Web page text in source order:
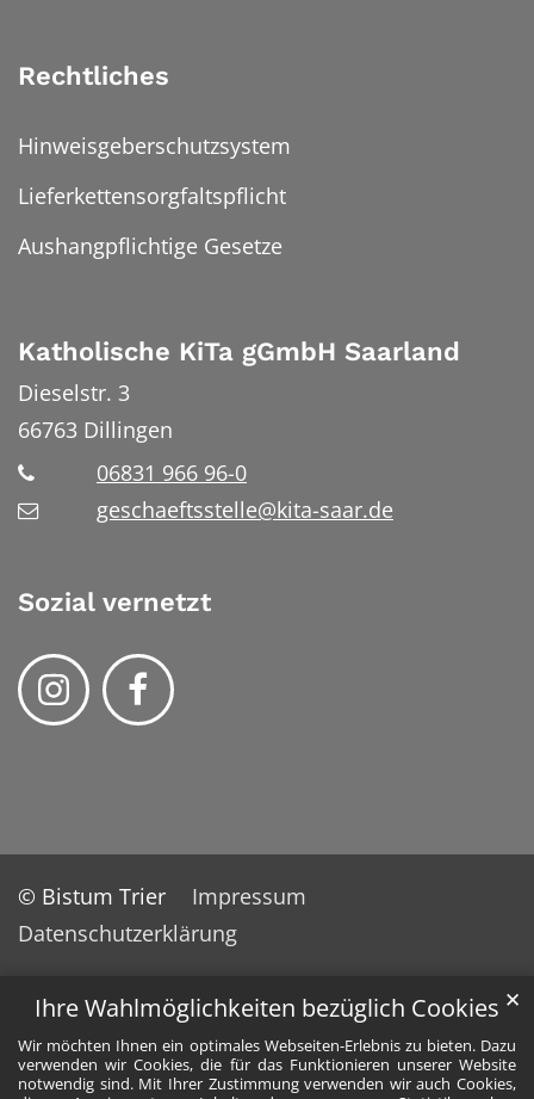
Ihre Wahlmöglichkeiten bezüglich Cookies
Wir möchten Ihnen ein optimales Webseiten-Erlebnis zu bieten. Dazu
verwenden wir Cookies, die für das Funktionieren unserer Website
notwendig sind. Mit Ihrer Zustimmung verwenden wir auch Cookies,
✕
Rechtliches
Hinweisgeberschutzsystem
Lieferkettensorgfaltspflicht
Aushangpflichtige Gesetze
Katholische KiTa gGmbH Saarland
Dieselstr. 3
66763 Dillingen
06831 966 96-0
geschaeftsstelle@kita-saar.de
Sozial vernetzt
© Bistum Trier
Impressum
Datenschutzerklärung